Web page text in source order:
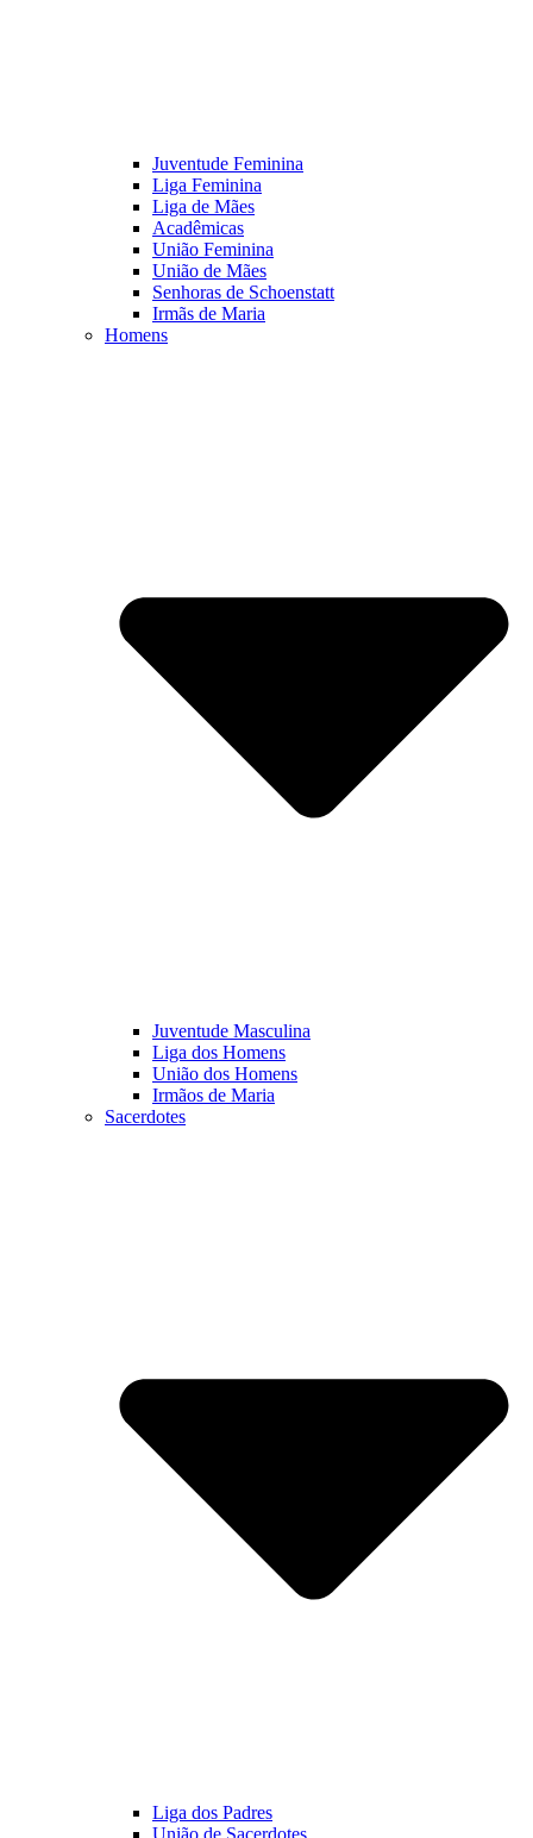
Juventude Feminina
Liga Feminina
Liga de Mães
Acadêmicas
União Feminina
União de Mães
Senhoras de Schoenstatt
Irmãs de Maria
Homens
Juventude Masculina
Liga dos Homens
União dos Homens
Irmãos de Maria
Sacerdotes
Liga dos Padres